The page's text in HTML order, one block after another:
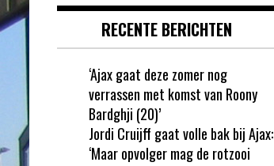
RECENTE BERICHTEN
‘Ajax gaat deze zomer nog
verrassen met komst van Roony
Bardghji (20)’
Jordi Cruijff gaat volle bak bij Ajax:
‘Maar opvolger mag de rotzooi